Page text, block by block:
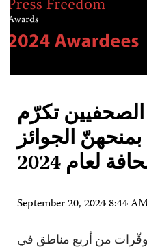
تكرّم
الجوائز
لعام 2024
September 20, 2024 8:44
من أربع مناطق في